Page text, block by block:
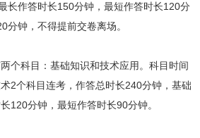
长作答时长150分钟，最短作答时长120分
分钟，不得提前交卷离场。
科目：基础知识和技术应用。科目时间
2个科目连考，作答总时长240分钟，基础
120分钟，最短作答时长90分钟。